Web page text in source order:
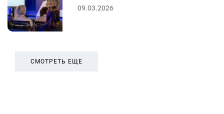
09.03.2026
СМОТРЕТЬ ЕЩЕ